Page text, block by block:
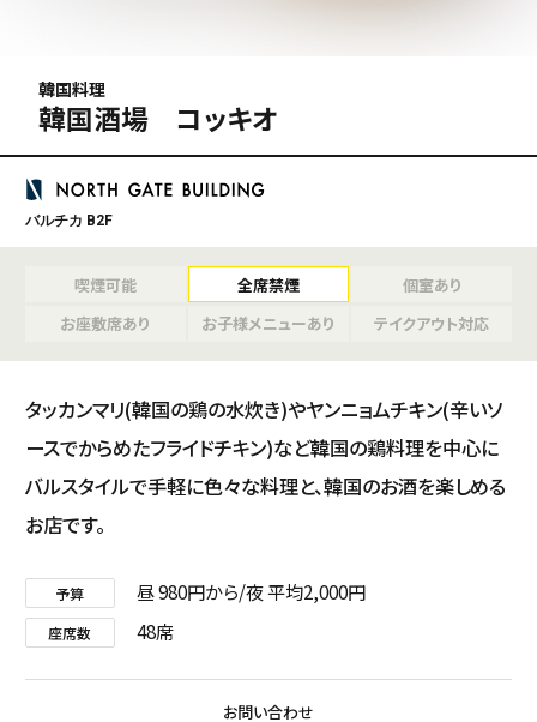
バルチカ B2F
韓国料理
韓国酒場 コッキオ
タッカンマリ(韓国の鶏の水炊き)やヤンニョムチキン(辛いソ
ースでからめたフライドチキン)など韓国の鶏料理を中心に
バルスタイルで手軽に色々な料理と、韓国のお酒を楽しめる
お店です。
喫煙可能 全席禁煙
個室あり
お座敷席あり
お子様メニューあり テイクアウト対応
予算 昼 980円から/夜 平均2,000円
座席数 48席
お問い合わせ